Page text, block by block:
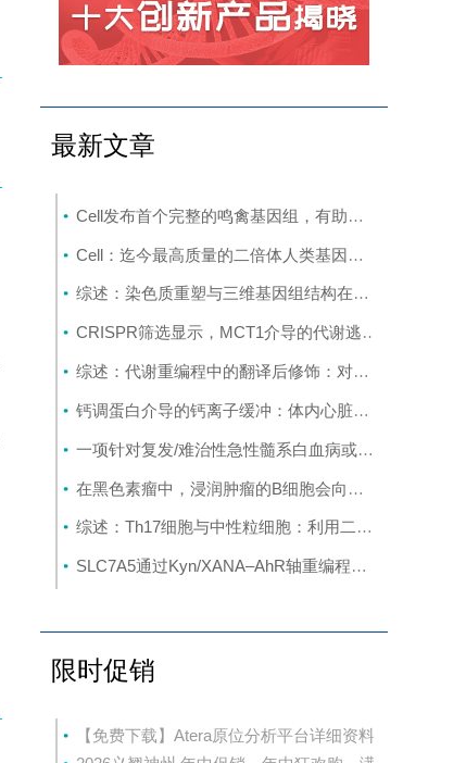
最新文章
Cell发布首个完整的鸣禽基因组，有助于探究发声学习
Cell：迄今最高质量的二倍体人类基因组构建完成
综述：染色质重塑与三维基因组结构在癌症中的作用：从机制研究到新的治疗策略
CRISPR筛选显示，MCT1介导的代谢逃逸机制可规避SMAD3的抑制作用，这一机制可作为治疗靶点
综述：代谢重编程中的翻译后修饰：对癌症代谢治疗和免疫治疗的启示
钙调蛋白介导的钙离子缓冲：体内心脏重编程的分子屏障
一项针对复发/难治性急性髓系白血病或原始浆细胞样树突状细胞肿瘤成人患者的CD123导向的嵌合抗原受体T细胞疗法1期试验
在黑色素瘤中，浸润肿瘤的B细胞会向富含干扰素的发育路径演变，这与免疫疗法的作用机制相契合
综述：Th17细胞与中性粒细胞：利用二者间的相互作用开发多发性硬化症疗法
SLC7A5通过Kyn/XANA‒AhR轴重编程色氨酸代谢并重塑免疫微环境促进结直肠癌肝转移
限时促销
【免费下载】Atera原位分析平台详细资料